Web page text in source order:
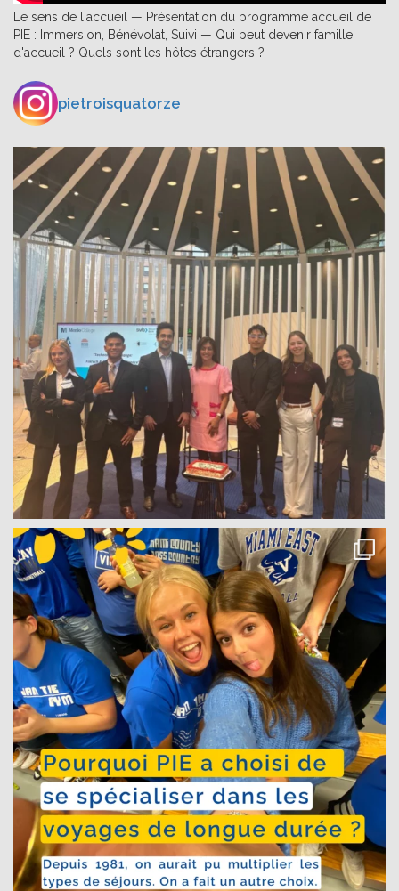
Le sens de l'accueil — Présentation du programme accueil de
PIE : Immersion, Bénévolat, Suivi — Qui peut devenir famille
d'accueil ? Quels sont les hôtes étrangers ?
pietroisquatorze